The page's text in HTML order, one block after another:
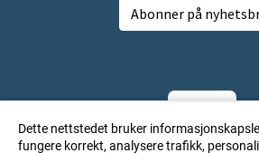
Abonner på
Dette nettstedet bruker
fungere korrekt, analysere trafikk,